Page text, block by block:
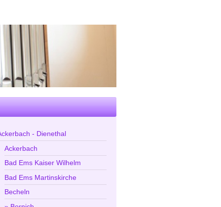
- Dienethal
Ackerbach
Bad Ems Kaiser Wilhelm
Bad Ems Martinskirche
Becheln